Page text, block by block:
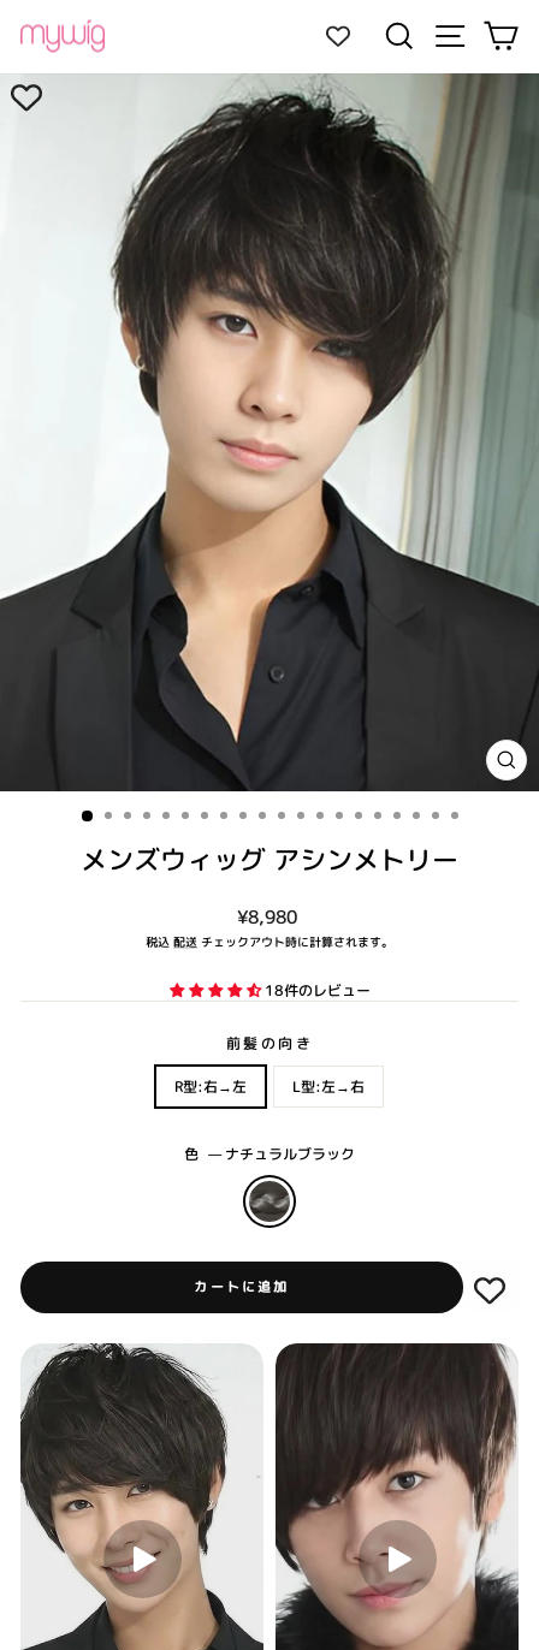
ン
ツ
検索 サイトカ
閉
じ
メンズウィッグ アシンメトリー
通
常
格
¥8,980
税込 配送 チェックアウト時に計算されます。
18件のレビュー
前髪の向き
R型:右→左 L型:左→右
色 —ナチュラルブラック
カートに追加